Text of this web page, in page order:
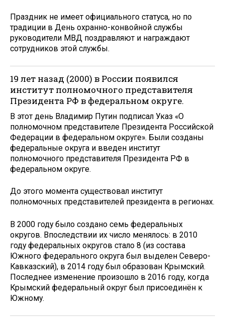
Праздник не имеет официального статуса, но по
традиции в День охранно-конвойной службы
руководители МВД поздравляют и награждают
сотрудников этой службы.
19 лет назад (2000) в России появился
институт полномочного представителя
Президента РФ в федеральном округе.
В этот день Владимир Путин подписал Указ «О
полномочном представителе Президента Российской
Федерации в федеральном округе». Были созданы
федеральные округа и введен институт
полномочного представителя Президента РФ в
федеральном округе.
До этого момента существовал институт
полномочных представителей президента в регионах.
В 2000 году было создано семь федеральных
округов. Впоследствии их число менялось: в 2010
году федеральных округов стало 8 (из состава
Южного федерального округа был выделен Северо-
Кавказский), в 2014 году был образован Крымский.
Последнее изменение произошло в 2016 году, когда
Крымский федеральный округ был присоединён к
Южному.